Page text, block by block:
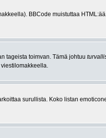
BBCode muistuttaa
tageista toimvan. Tämä johtuu
surullista. Koko listan